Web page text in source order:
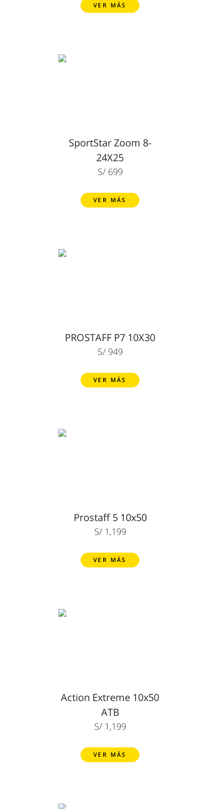
VER MÁS
SportStar Zoom 8-
24X25
S/ 699
VER MÁS
PROSTAFF P7 10X30
S/ 949
VER MÁS
Prostaff 5 10x50
S/ 1,199
VER MÁS
Action Extreme 10x50
ATB
S/ 1,199
VER MÁS